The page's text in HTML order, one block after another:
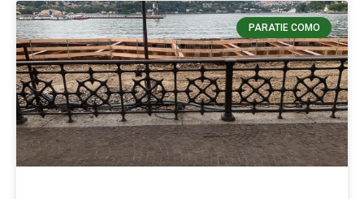
PARATIE COMO